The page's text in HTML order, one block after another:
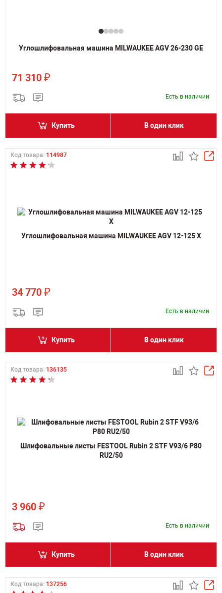
Углошлифовальная машина MILWAUKEE AGV 26-230 GE
71 310 ₽
Есть в наличии
Купить В один клик
Код товара: 114987
Углошлифовальная машина MILWAUKEE AGV 12-125 X
34 770 ₽
Есть в наличии
Купить В один клик
Код товара: 136135
Шлифовальные листы FESTOOL Rubin 2 STF V93/6 P80
RU2/50
3 960 ₽
Есть в наличии
Купить В один клик
Код товара: 137256